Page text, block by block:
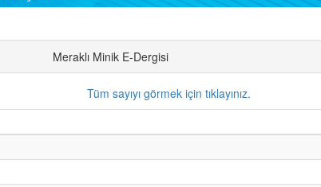
Meraklı Minik E-Dergisi
Tüm sayıyı görmek için tıklayınız.